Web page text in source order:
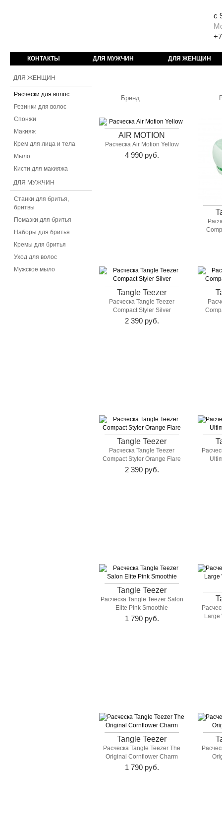
с
КОНТАКТЫ ДЛЯ МУЖЧИН ДЛЯ ЖЕНЩИН
ДЛЯ ЖЕНЩИН
Расчески для волос
Резинки для волос
Спонжи
Макияж
Крем для лица и тела
Мыло
Кисти для макияжа
ДЛЯ МУЖЧИН
Станки для бритья,
бритвы
Помазки для бритья
Наборы для бритья
Кремы для бритья
Уход для волос
Мужское мыло
AIR MOTION
Расческа Air Motion Yellow
4 990 руб.
Tangle Teezer
Расческа Tangle Teezer
Compact Styler Silver
2 390 руб.
Tangle Teezer
Расческа Tangle Teezer
Compact Styler Orange Flare
2 390 руб.
Tangle Teezer
Расческа Tangle Teezer Salon
Elite Pink Smoothie
1 790 руб.
Large
Tangle Teezer
Расческа Tangle Teezer The
Original Cornflower Charm
1 790 руб.